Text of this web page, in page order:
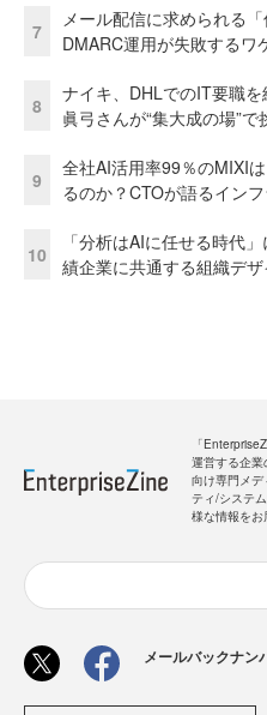
7
メール配信に求められる
DMARC運用が失敗するワ
8
ナイキ、DHLでのIT要職
眞弓さんが“集大成の場”で
9
全社AI活用率99％のMIXI
るのか？CTOが語るイン
10
「分析はAIに任せる時代
績企業に共通する組織デザ
「
運営する企
向け専門メデ
ティ/システ
様な情報をお
メールバックナン